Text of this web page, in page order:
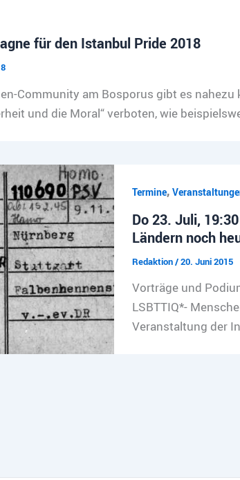
für den Istanbul Pride 2018
Community am Bosporus gibt es
und die Moral“ verboten, wie
Termine,
Do 23. Juli,
Ländern noch
Redaktion/20. Juni 2015
Vorträge und
LSBTTIQ*-
Veranstaltung der